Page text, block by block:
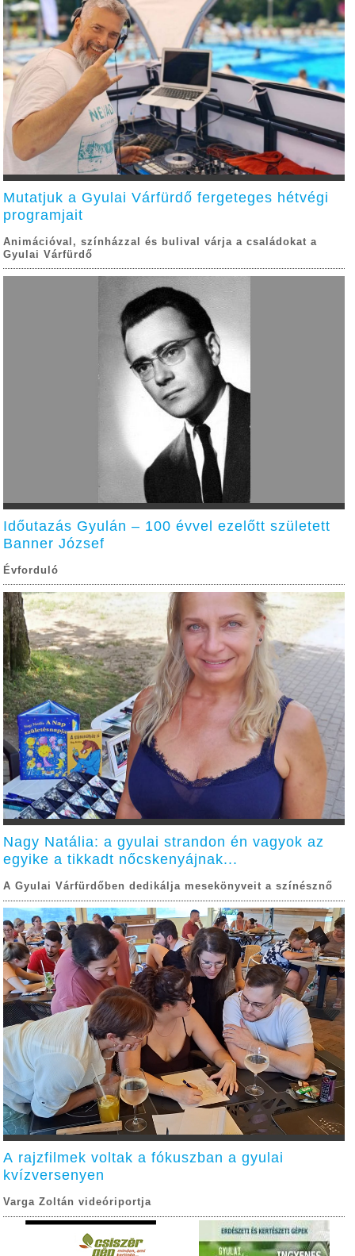
Mutatjuk a Gyulai Várfürdő fergeteges hétvégi
programjait
Animációval, színházzal és bulival várja a családokat a
Gyulai Várfürdő
Időutazás Gyulán – 100 évvel ezelőtt született
Banner József
Évforduló
Nagy Natália: a gyulai strandon én vagyok az
egyike a tikkadt nőcskenyájnak...
A Gyulai Várfürdőben dedikálja mesekönyveit a színésznő
A rajzfilmek voltak a fókuszban a gyulai
kvízversenyen
Varga Zoltán videóriportja